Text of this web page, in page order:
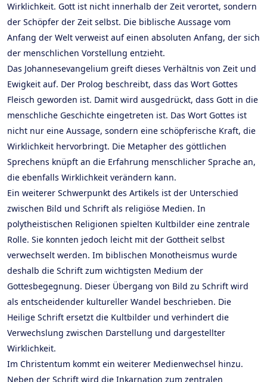
Wirklichkeit. Gott ist nicht innerhalb der Zeit verortet, sondern
der Schöpfer der Zeit selbst. Die biblische Aussage vom
Anfang der Welt verweist auf einen absoluten Anfang, der sich
der menschlichen Vorstellung entzieht.
Das Johannesevangelium greift dieses Verhältnis von Zeit und
Ewigkeit auf. Der Prolog beschreibt, dass das Wort Gottes
Fleisch geworden ist. Damit wird ausgedrückt, dass Gott in die
menschliche Geschichte eingetreten ist. Das Wort Gottes ist
nicht nur eine Aussage, sondern eine schöpferische Kraft, die
Wirklichkeit hervorbringt. Die Metapher des göttlichen
Sprechens knüpft an die Erfahrung menschlicher Sprache an,
die ebenfalls Wirklichkeit verändern kann.
Ein weiterer Schwerpunkt des Artikels ist der Unterschied
zwischen Bild und Schrift als religiöse Medien. In
polytheistischen Religionen spielten Kultbilder eine zentrale
Rolle. Sie konnten jedoch leicht mit der Gottheit selbst
verwechselt werden. Im biblischen Monotheismus wurde
deshalb die Schrift zum wichtigsten Medium der
Gottesbegegnung. Dieser Übergang von Bild zu Schrift wird
als entscheidender kultureller Wandel beschrieben. Die
Heilige Schrift ersetzt die Kultbilder und verhindert die
Verwechslung zwischen Darstellung und dargestellter
Wirklichkeit.
Im Christentum kommt ein weiterer Medienwechsel hinzu.
Neben der Schrift wird die Inkarnation zum zentralen